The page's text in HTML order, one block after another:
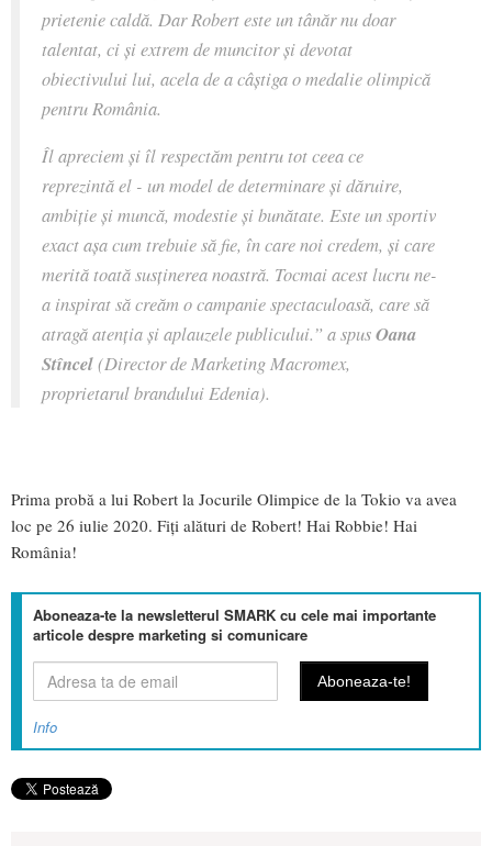
prietenie caldă. Dar Robert este un tânăr nu doar
talentat, ci și extrem de muncitor și devotat
obiectivului lui, acela de a câștiga o medalie olimpică
pentru România.
Îl apreciem și îl respectăm pentru tot ceea ce
reprezintă el - un model de determinare și dăruire,
ambiție și muncă, modestie și bunătate. Este un sportiv
exact așa cum trebuie să fie, în care noi credem, și care
merită toată susținerea noastră. Tocmai acest lucru ne-
a inspirat să creăm o campanie spectaculoasă, care să
atragă atenția și aplauzele publicului.” a spusOana
Stîncel(Director de Marketing Macromex,
proprietarul brandului Edenia).
Prima probă a lui Robert la Jocurile Olimpice de la Tokio va avea
loc pe 26 iulie 2020. Fiți alături de Robert! Hai Robbie! Hai
România!
Aboneaza-te la newsletterul SMARK cu cele mai importante
articole despre marketing si comunicare
Info